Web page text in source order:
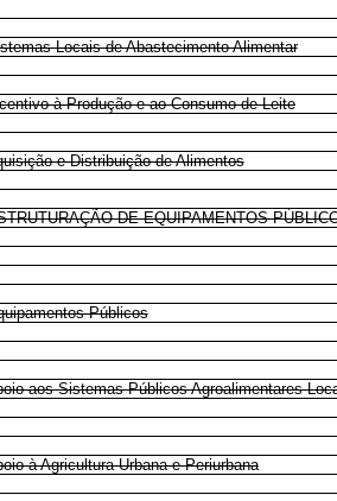
Locais de Abastecimento Alimentar
à Produção e ao Consumo de Leite
e Distribuição de Alimentos
DE EQUIPAMENTOS
Públicos
aos Sistemas Públicos Agroalimentares
à Agricultura Urbana e Periurbana